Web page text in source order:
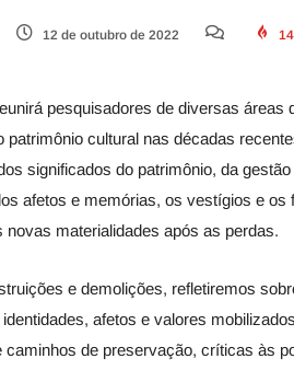
12 de outubro de 2022
pesquisadores de diversas
patrimônio cultural nas décadas
significados do patrimônio, da
afetos e memórias, os vestígios e
novas materialidades após as perdas.
e demolições, refletiremos
afetos e valores
caminhos de preservação, críticas às